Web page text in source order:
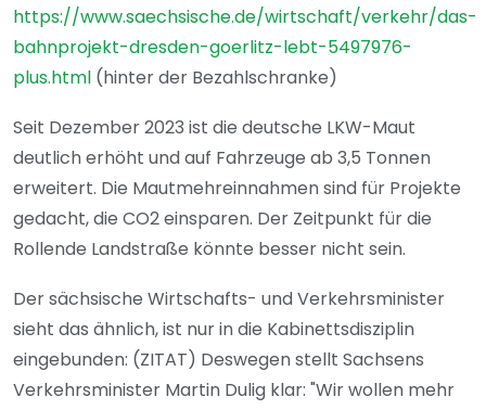
https://www.saechsische.de/wirtschaft/verkehr/das-
bahnprojekt-dresden-goerlitz-lebt-5497976-
plus.html (hinter der Bezahlschranke)
Seit Dezember 2023 ist die deutsche LKW-Maut
deutlich erhöht und auf Fahrzeuge ab 3,5 Tonnen
erweitert. Die Mautmehreinnahmen sind für Projekte
gedacht, die CO2 einsparen. Der Zeitpunkt für die
Rollende Landstraße könnte besser nicht sein.
Der sächsische Wirtschafts- und Verkehrsminister
sieht das ähnlich, ist nur in die Kabinettsdisziplin
eingebunden: (ZITAT) Deswegen stellt Sachsens
Verkehrsminister Martin Dulig klar: "Wir wollen mehr